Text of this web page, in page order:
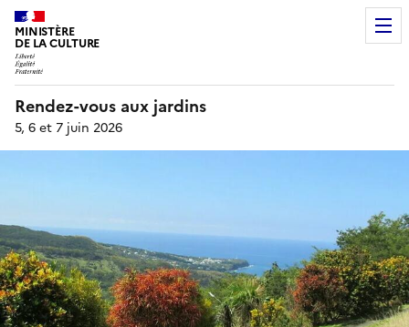
MINISTÈRE
DE LA CULTURE
Rendez-vous aux jardins
5, 6 et 7 juin 2026